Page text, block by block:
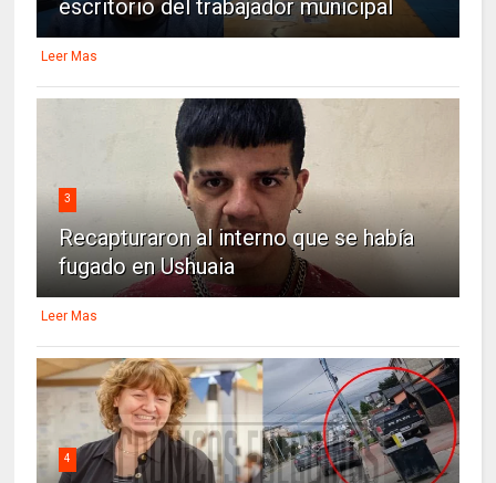
escritorio del trabajador municipal
Leer Mas
3
Recapturaron al interno que se había
fugado en Ushuaia
Leer Mas
4